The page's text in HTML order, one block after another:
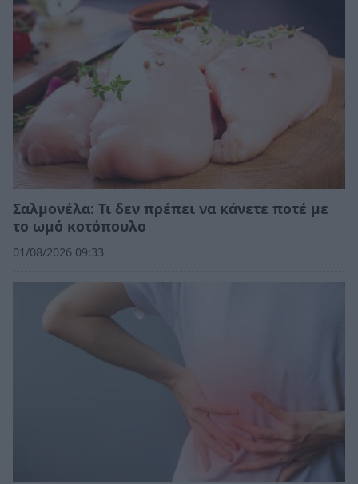
Σαλμονέλα: Τι δεν πρέπει να κάνετε ποτέ με
το ωμό κοτόπουλο
01/08/2026 09:33